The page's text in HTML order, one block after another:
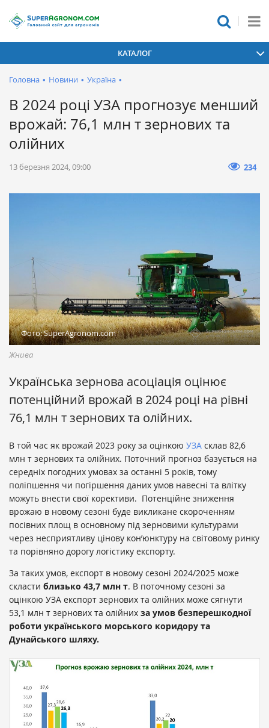
КАТАЛОГ
Головна • Новини • Україна •
В 2024 році УЗА прогнозує менший
врожай: 76,1 млн т зернових та
олійних
13 березня 2024, 09:00 234
Фото: SuperAgronom.com
Жнива
Українська зернова асоціація оцінює
потенційний врожай в 2024 році на рівні
76,1 млн т зернових та олійних.
В той час як врожай 2023 року за оцінкою УЗА склав 82,6
млн т зернових та олійних. Поточний прогноз базується на
середніх погодних умовах за останні 5 років, тому
поліпшення чи погіршення даних умов навесні та влітку
можуть внести свої корективи. Потенційне зниження
врожаю в новому сезоні буде викликане скороченням
посівних площ в основному під зерновими культурами
через несприятливу цінову кон’юнктуру на світовому ринку
та порівняно дорогу логістику експорту.
За таких умов, експорт в новому сезоні 2024/2025 може
скласти близько 43,7 млн т. В поточному сезоні за
оцінкою УЗА експорт зернових та олійних може сягнути
53,1 млн т зернових та олійних за умов безперешкодної
роботи українського морського коридору та
Дунайського шляху.